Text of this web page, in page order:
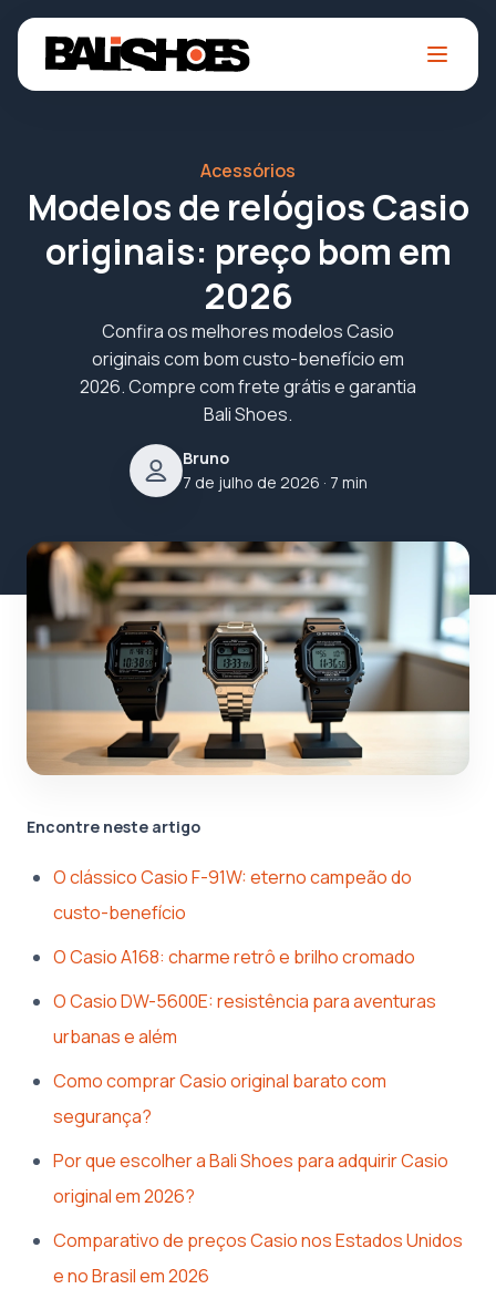
Acessórios
Modelos de relógios Casio
originais: preço bom em
2026
Confira os melhores modelos Casio
originais com bom custo-benefício em
2026. Compre com frete grátis e garantia
Bali Shoes.
Bruno
7 de julho de 2026 · 7 min
Encontre neste artigo
O clássico Casio F-91W: eterno campeão do
custo-benefício
O Casio A168: charme retrô e brilho cromado
O Casio DW-5600E: resistência para aventuras
urbanas e além
Como comprar Casio original barato com
segurança?
Por que escolher a Bali Shoes para adquirir Casio
original em 2026?
Comparativo de preços Casio nos Estados Unidos
e no Brasil em 2026